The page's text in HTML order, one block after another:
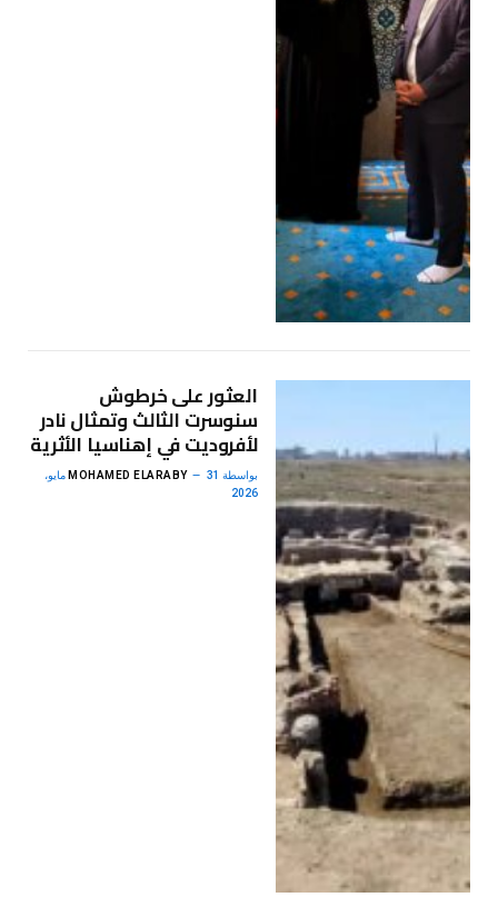
العثور على خرطوش
سنوسرت الثالث وتمثال نادر
لأفروديت في إهناسيا الأثرية
بواسطة MOHAMED ELARABY 31 مايو،
2026